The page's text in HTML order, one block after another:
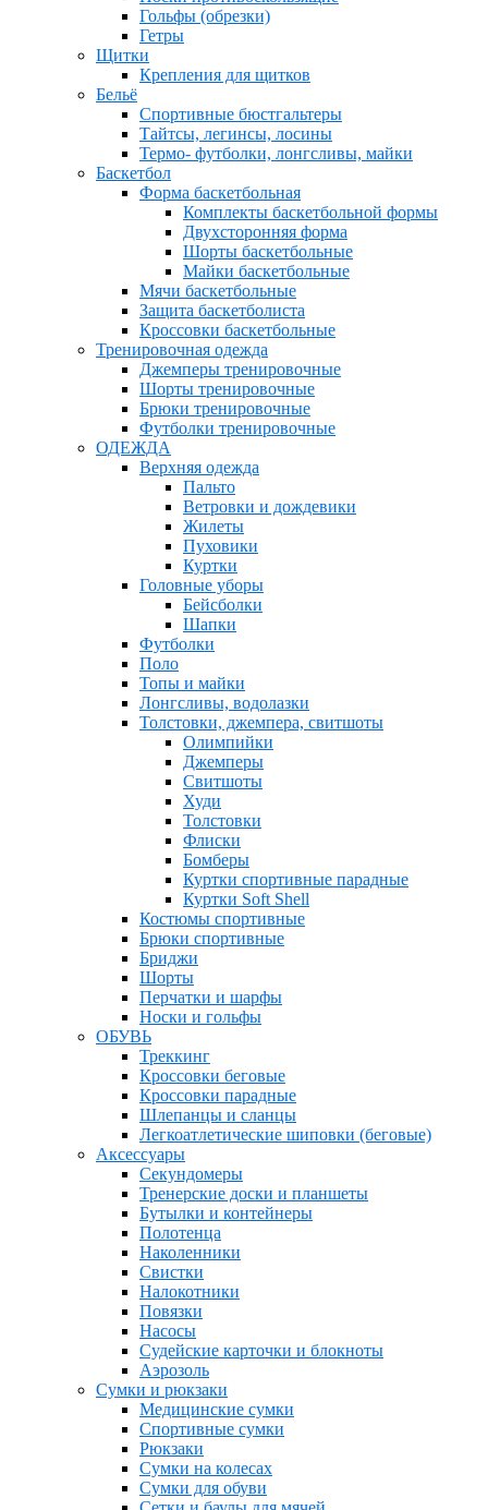
Гольфы (обрезки)
Гетры
Щитки
Крепления для щитков
Бельё
Спортивные бюстгальтеры
Тайтсы, легинсы, лосины
Термо- футболки, лонгсливы, майки
Баскетбол
Форма баскетбольная
Комплекты баскетбольной формы
Двухсторонняя форма
Шорты баскетбольные
Майки баскетбольные
Мячи баскетбольные
Защита баскетболиста
Кроссовки баскетбольные
Тренировочная одежда
Джемперы тренировочные
Шорты тренировочные
Брюки тренировочные
Футболки тренировочные
ОДЕЖДА
Верхняя одежда
Пальто
Ветровки и дождевики
Жилеты
Пуховики
Куртки
Головные уборы
Бейсболки
Шапки
Футболки
Поло
Топы и майки
Лонгсливы, водолазки
Толстовки, джемпера, свитшоты
Олимпийки
Джемперы
Свитшоты
Худи
Толстовки
Флиски
Бомберы
Куртки спортивные парадные
Куртки Soft Shell
Костюмы спортивные
Брюки спортивные
Бриджи
Шорты
Перчатки и шарфы
Носки и гольфы
ОБУВЬ
Треккинг
Кроссовки беговые
Кроссовки парадные
Шлепанцы и сланцы
Легкоатлетические шиповки (беговые)
Аксессуары
Секундомеры
Тренерские доски и планшеты
Бутылки и контейнеры
Полотенца
Наколенники
Свистки
Налокотники
Повязки
Насосы
Судейские карточки и блокноты
Аэрозоль
Сумки и рюкзаки
Медицинские сумки
Спортивные сумки
Рюкзаки
Сумки на колесах
Сумки для обуви